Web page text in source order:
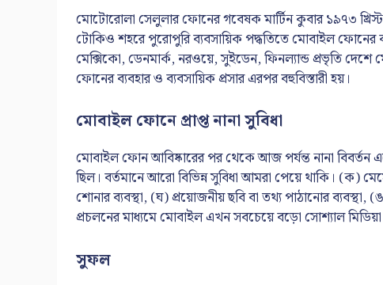
মোটোরোলা সেলুলার ফোনের গবেষক মার্টিন কুবার ১৯৭৩
টোকিও শহরে পুরোপুরি ব্যবসায়িক পদ্ধতিতে মোবাইল ফোনের
মেক্সিকো, ডেনমার্ক, নরওয়ে, সুইডেন, ফিনল্যান্ড প্রভৃতি দেশে
ফোনের ব্যবহার ও ব্যবসায়িক প্রসার এরপর বহুবিস্তারী হয়।
মোবাইল ফোনে প্রাপ্ত নানা সুবিধা
মোবাইল ফোন আবিষ্কারের পর থেকে আজ পর্যন্ত নানা বিবর্তন
ছিল। বর্তমানে আরো বিভিন্ন সুবিধা আমরা পেয়ে থাকি। (ক)
শোনার ব্যবস্থা, (ঘ) প্রয়োজনীয় ছবি বা তথ্য পাঠানোর ব্যবস্থা,
প্রচলনের মাধ্যমে মোবাইল এখন সবচেয়ে বড়ো সোশ্যাল মিডিয়া
সুফল